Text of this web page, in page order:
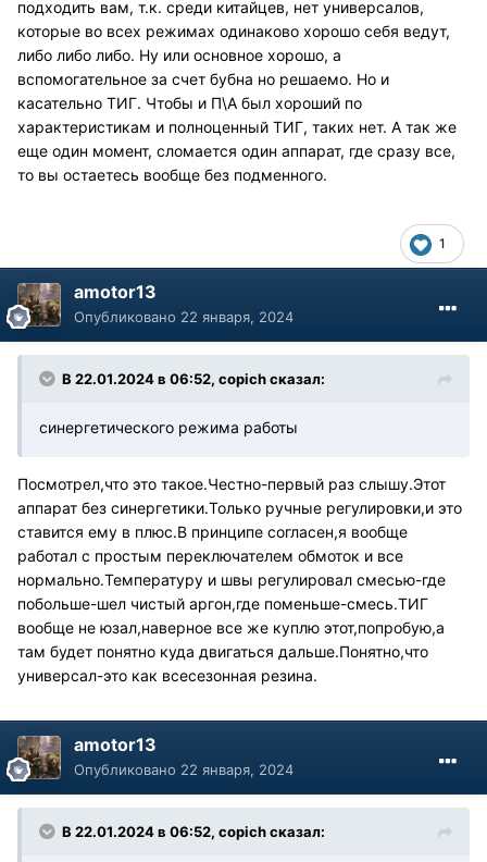
подходить вам, т.к. среди китайцев, нет универсалов,
которые во всех режимах одинаково хорошо себя ведут,
либо либо либо. Ну или основное хорошо, а
вспомогательное за счет бубна но решаемо. Но и
касательно ТИГ. Чтобы и П\А был хороший по
характеристикам и полноценный ТИГ, таких нет. А так же
еще один момент, сломается один аппарат, где сразу все,
то вы остаетесь вообще без подменного.
1
amotor13
Опубликовано 22 января, 2024
В 22.01.2024 в 06:52, copichсказал:
синергетического режима работы
Посмотрел,что это такое.Честно-первый раз слышу.Этот
аппарат без синергетики.Только ручные регулировки,и это
ставится ему в плюс.В принципе согласен,я вообще
работал с простым переключателем обмоток и все
нормально.Температуру и швы регулировал смесью-где
побольше-шел чистый аргон,где поменьше-смесь.ТИГ
вообще не юзал,наверное все же куплю этот,попробую,а
там будет понятно куда двигаться дальше.Понятно,что
универсал-это как всесезонная резина.
amotor13
Опубликовано 22 января, 2024
В 22.01.2024 в 06:52, copichсказал: